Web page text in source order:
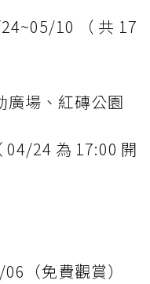
10（共17
廣場、紅磚公園
04/24為17:00開
（免費觀賞）